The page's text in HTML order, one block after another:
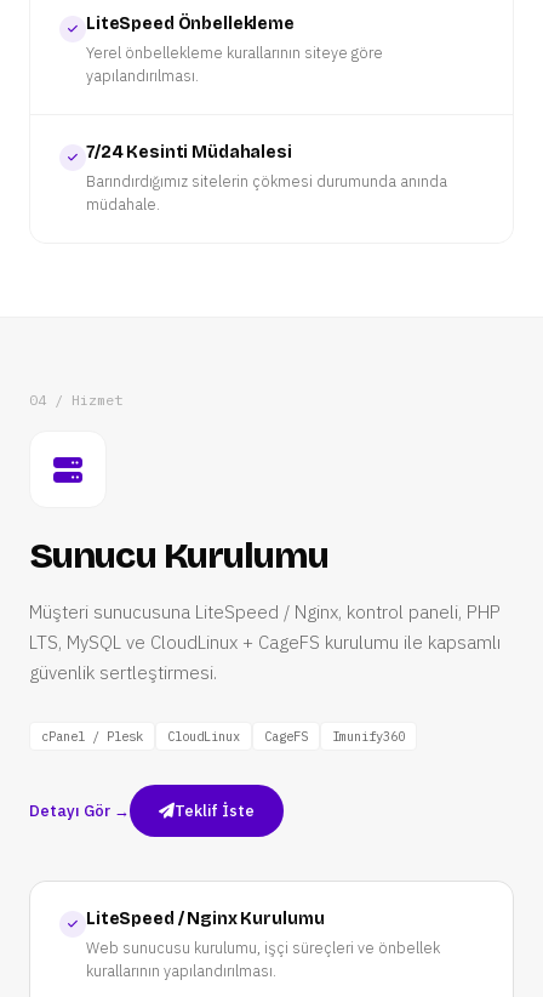
LiteSpeed Önbellekleme
Yerel önbellekleme kurallarının siteye göre
yapılandırılması.
7/24 Kesinti Müdahalesi
Barındırdığımız sitelerin çökmesi durumunda anında
müdahale.
04 / Hizmet
Sunucu Kurulumu
Müşteri sunucusuna LiteSpeed / Nginx, kontrol paneli, PHP
LTS, MySQL ve CloudLinux + CageFS kurulumu ile kapsamlı
güvenlik sertleştirmesi.
cPanel / Plesk CloudLinux CageFS Imunify360
Detayı Gör → Teklif İste
LiteSpeed / Nginx Kurulumu
Web sunucusu kurulumu, işçi süreçleri ve önbellek
kurallarının yapılandırılması.